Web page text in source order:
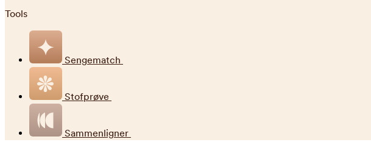
Tools
Sengematch
Stofprøve
Sammenligner